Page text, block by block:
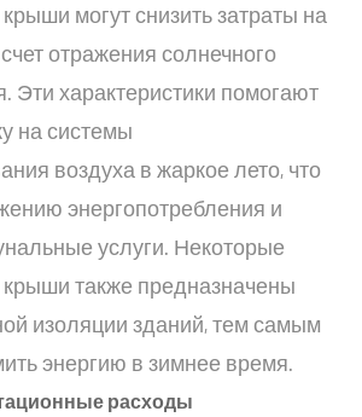
могут снизить затраты на
отражения солнечного
Эти характеристики помогают
на системы
воздуха в жаркое лето, что
энергопотребления и
услуги. Некоторые
также предназначены
изоляции зданий, тем самым
энергию в зимнее время.
расходы